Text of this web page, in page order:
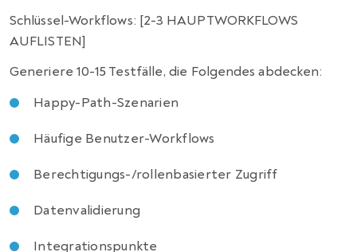
Schlüssel-Workflows: [2-3 HAUPTWORKFLOWS
AUFLISTEN]
Generiere 10-15 Testfälle, die Folgendes abdecken:
Happy-Path-Szenarien
Häufige Benutzer-Workflows
Berechtigungs-/rollenbasierter Zugriff
Datenvalidierung
Integrationspunkte